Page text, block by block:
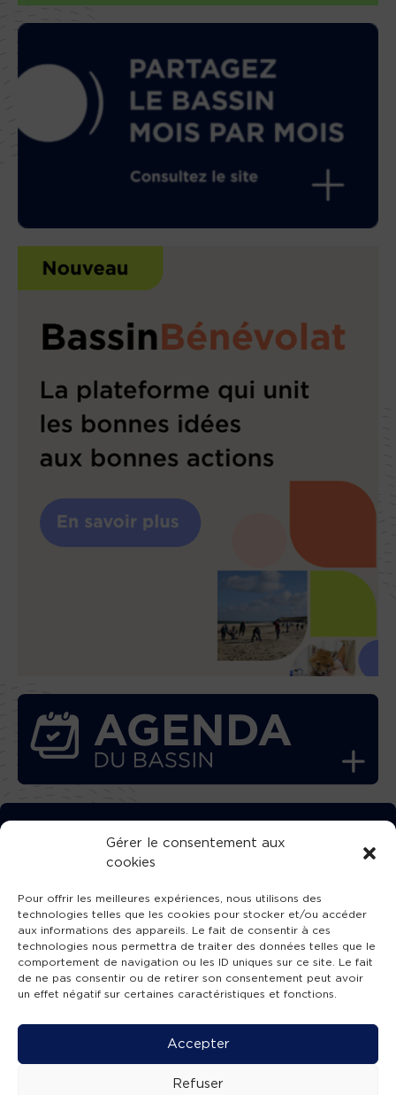
Gérer le consentement aux
cookies
Pour offrir les meilleures expériences, nous utilisons des
technologies telles que les cookies pour stocker et/ou accéder
aux informations des appareils. Le fait de consentir à ces
technologies nous permettra de traiter des données telles que le
comportement de navigation ou les ID uniques sur ce site. Le fait
de ne pas consentir ou de retirer son consentement peut avoir
un effet négatif sur certaines caractéristiques et fonctions.
Accepter
Refuser
TÉLÉCHARGEZ GRATUITEMENT
L’APPLICATION TVBA !
SUIVEZ-NOUS !
Mentions légales -Accessibilité